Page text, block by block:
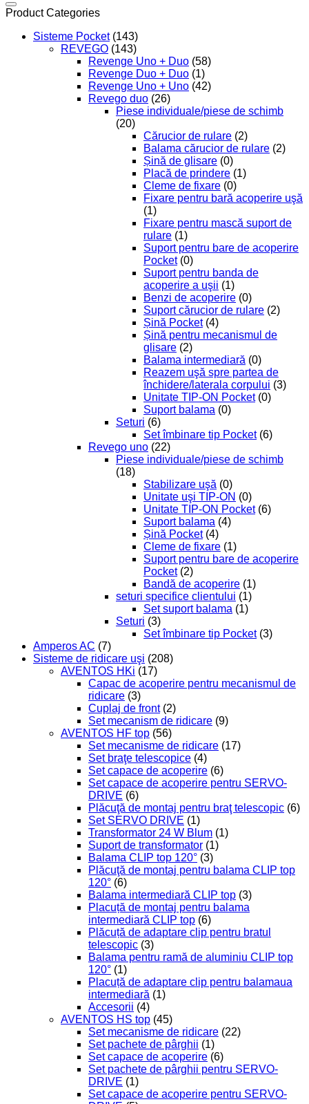
Product Categories
Sisteme Pocket (143)
REVEGO (143)
Revenge Uno + Duo (58)
Revenge Duo + Duo (1)
Revenge Uno + Uno (42)
Revego duo (26)
Piese individuale/piese de schimb
(20)
Cărucior de rulare (2)
Balama cărucior de rulare (2)
Șină de glisare (0)
Placă de prindere (1)
Cleme de fixare (0)
Fixare pentru bară acoperire uşă
(1)
Fixare pentru mască suport de
rulare (1)
Suport pentru bare de acoperire
Pocket (0)
Suport pentru banda de
acoperire a uşii (1)
Benzi de acoperire (0)
Suport cărucior de rulare (2)
Șină Pocket (4)
Șină pentru mecanismul de
glisare (2)
Balama intermediară (0)
Reazem uşă spre partea de
închidere/laterala corpului (3)
Unitate TIP-ON Pocket (0)
Suport balama (0)
Seturi (6)
Set îmbinare tip Pocket (6)
Revego uno (22)
Piese individuale/piese de schimb
(18)
Stabilizare uşă (0)
Unitate uşi TIP-ON (0)
Unitate TIP-ON Pocket (6)
Suport balama (4)
Șină Pocket (4)
Cleme de fixare (1)
Suport pentru bare de acoperire
Pocket (2)
Bandă de acoperire (1)
seturi specifice clientului (1)
Set suport balama (1)
Seturi (3)
Set îmbinare tip Pocket (3)
Amperos AC (7)
Sisteme de ridicare uşi (208)
AVENTOS HKi (17)
Capac de acoperire pentru mecanismul de
ridicare (3)
Cuplaj de front (2)
Set mecanism de ridicare (9)
AVENTOS HF top (56)
Set mecanisme de ridicare (17)
Set braţe telescopice (4)
Set capace de acoperire (6)
Set capace de acoperire pentru SERVO-
DRIVE (6)
Plăcuţă de montaj pentru braţ telescopic (6)
Set SERVO DRIVE (1)
Transformator 24 W Blum (1)
Suport de transformator (1)
Balama CLIP top 120° (3)
Plăcuţă de montaj pentru balama CLIP top
120° (6)
Balama intermediară CLIP top (3)
Placuță de montaj pentru balama
intermediară CLIP top (6)
Plăcuță de adaptare clip pentru bratul
telescopic (3)
Balama pentru ramă de aluminiu CLIP top
120° (1)
Placuță de adaptare clip pentru balamaua
intermediară (1)
Accesorii (4)
AVENTOS HS top (45)
Set mecanisme de ridicare (22)
Set pachete de pârghii (1)
Set capace de acoperire (6)
Set pachete de pârghii pentru SERVO-
DRIVE (1)
Set capace de acoperire pentru SERVO-